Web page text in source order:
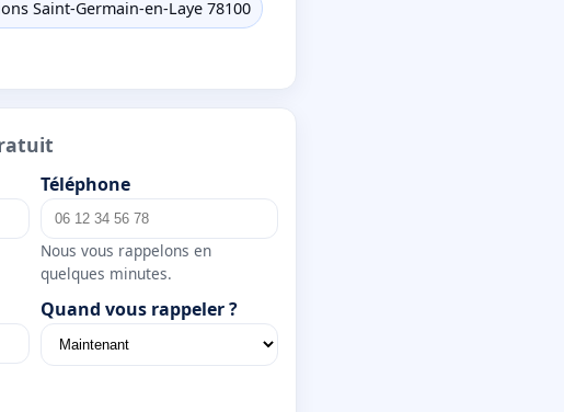
Saint-Germain-en-Laye 78100
Téléphone
Nous vous rappelons en
quelques minutes.
Quand vous rappeler ?